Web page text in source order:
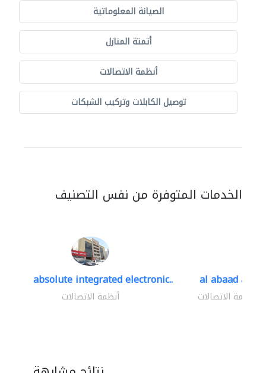
الصيانة المعلوماتية
أتمتة المنازل
أنظمة الاتصالات
توصيل الكابلات وتركيب الشبكات
الخدمات المتوفرة من نفس التصنيف
absolute integrated electronic..
أنظمة الاتصالات
al abaad al..
أنظمة الاتصالات